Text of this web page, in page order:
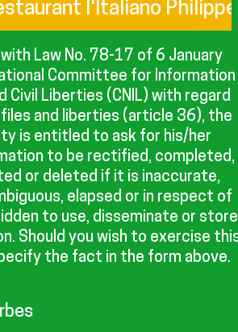
Law No. 78-17 of 6 January
Committee for Information
Civil Liberties (CNIL) with regard
and liberties (article 36), the
is entitled to ask for his/her
to be rectified, completed,
or deleted if it is inaccurate,
elapsed or in respect of
to use, disseminate or store
Should you wish to exercise
the fact in the form above.